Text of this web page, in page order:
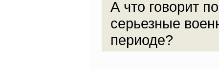
А что говорит
серьезные
периоде?